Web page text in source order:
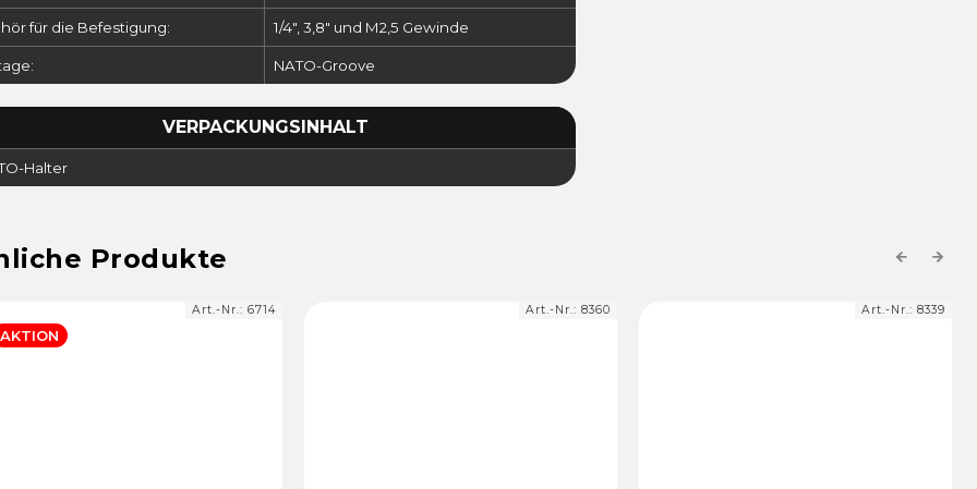
für die Befestigung: 1/4", 3,8" und M2,5 Gewinde
NATO-Groove
VERPACKUNGSINHALT
Halter
Previous
AKTION
Art.-Nr.: 6714 Art.-Nr.: 8360 Art.-Nr.: 8339
Next